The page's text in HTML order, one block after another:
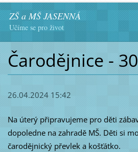
ZŠ a MŠ JASENNÁ
Učíme se pro život
Čarodějnice -
26.04.2024 15:42
Na úterý připravujeme pro děti
dopoledne na zahradě MŠ. Děti si
čarodějnický převlek a košťátko.